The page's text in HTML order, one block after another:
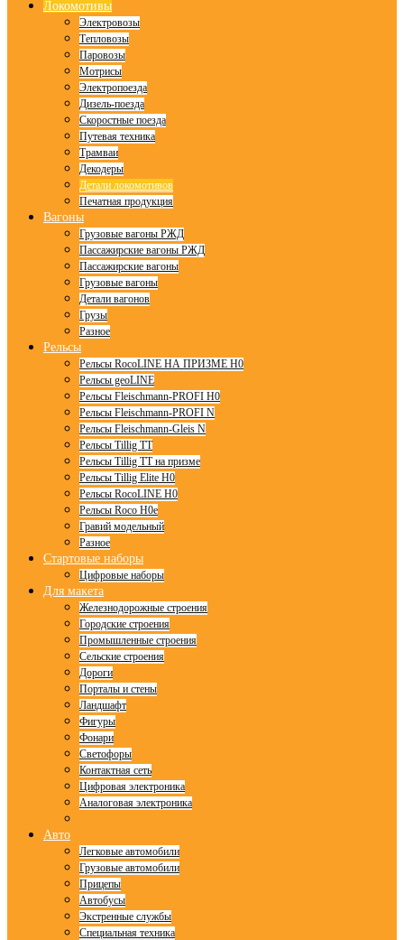
Локомотивы
Электровозы
Тепловозы
Паровозы
Мотрисы
Электропоезда
Дизель-поезда
Скоростные поезда
Путевая техника
Трамваи
Декодеры
Детали локомотивов
Печатная продукция
Вагоны
Грузовые вагоны РЖД
Пассажирские вагоны РЖД
Пассажирские вагоны
Грузовые вагоны
Детали вагонов
Грузы
Разное
Рельсы
Рельсы RocoLINE НА ПРИЗМЕ H0
Рельсы geoLINE
Рельсы Fleischmann-PROFI H0
Рельсы Fleischmann-PROFI N
Рельсы Fleischmann-Gleis N
Рельсы Tillig TT
Рельсы Tillig TT на призме
Рельсы Tillig Elite H0
Рельсы RocoLINE H0
Рельсы Roco H0e
Гравий модельный
Разное
Стартовые наборы
Цифровые наборы
Для макета
Железнодорожные строения
Городские строения
Промышленные строения
Сельские строения
Дороги
Порталы и стены
Ландшафт
Фигуры
Фонари
Светофоры
Контактная сеть
Цифровая электроника
Аналоговая электроника
Авто
Легковые автомобили
Грузовые автомобили
Прицепы
Автобусы
Экстренные службы
Специальная техника